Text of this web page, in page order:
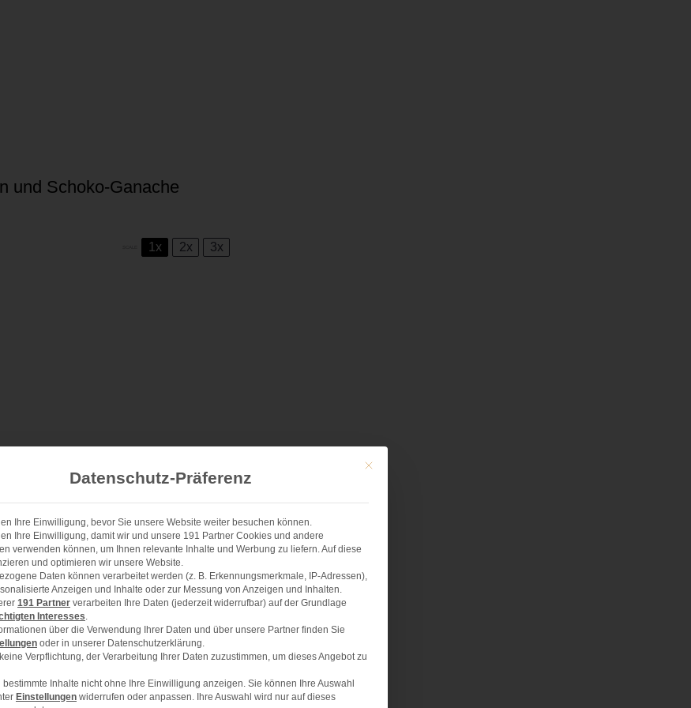
und Schoko-Ganache
1x 2x 3x
Mit diesem Button wird der Dialog geschlossen. Seine Funktionalität ist
Datenschutz-Präferenz
Ihre Einwilligung, bevor Sie unsere Website weiter besuchen können.
Ihre Einwilligung, damit wir und unsere 191 Partner Cookies und andere
verwenden können, um Ihnen relevante Inhalte und Werbung zu liefern. Auf diese
und optimieren wir unsere Website.
Daten können verarbeitet werden (z. B. Erkennungsmerkmale, IP-Adressen),
Anzeigen und Inhalte oder zur Messung von Anzeigen und Inhalten.
191 Partner verarbeiten Ihre Daten (jederzeit widerrufbar) auf der Grundlage
Interesses.
über die Verwendung Ihrer Daten und über unsere Partner finden Sie
oder in unserer Datenschutzerklärung.
Verpflichtung, der Verarbeitung Ihrer Daten zuzustimmen, um dieses Angebot zu
bestimmte Inhalte nicht ohne Ihre Einwilligung anzeigen. Sie können Ihre Auswahl
Einstellungen widerrufen oder anpassen. Ihre Auswahl wird nur auf dieses